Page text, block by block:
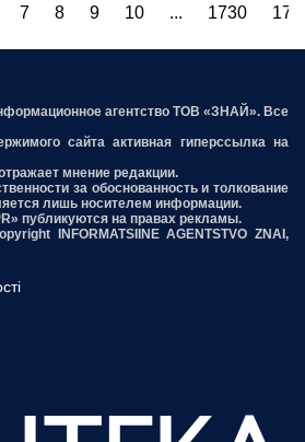
7 8 9 10 ... 1730
агентство ТОВ «ЗНАЙ». Все
сайта активная гиперссылка на
мнение редакции.
за обоснованность и толкование
лишь носителем информации.
публикуются на правах рекламы.
INFORMATSIINE AGENTSTVO ZNAI,